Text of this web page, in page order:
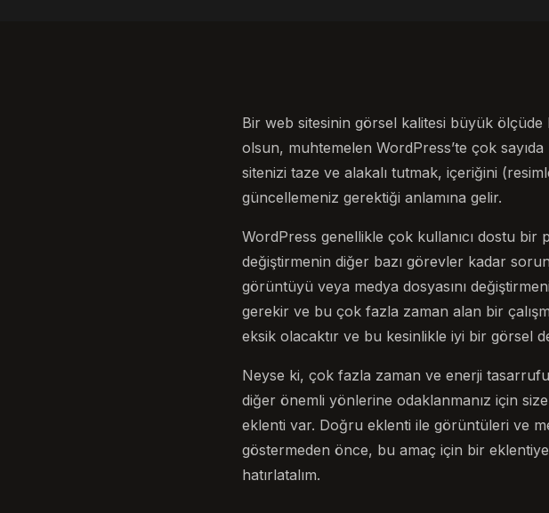
Bir web sitesinin görsel kalitesi büyük ölçüde
olsun, muhtemelen WordPress’te çok
sitenizi taze ve alakalı tutmak, içeriğini
güncellemeniz gerektiği anlamına gelir.
WordPress genellikle çok kullanıcı dostu bir
değiştirmenin diğer bazı görevler kadar
görüntüyü veya medya dosyasını
gerekir ve bu çok fazla zaman alan bir
eksik olacaktır ve bu kesinlikle iyi bir görsel
Neyse ki, çok fazla zaman ve enerji tasarrufu
diğer önemli yönlerine odaklanmanız için
eklenti var. Doğru eklenti ile görüntüleri ve
göstermeden önce, bu amaç için bir
hatırlatalım.